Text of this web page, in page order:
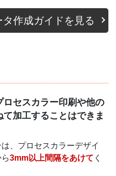
作成ガイドを見る
セスカラー印刷や他の
加工することはできま
、プロセスカラーデザイ
3mm以上間隔をあけて く